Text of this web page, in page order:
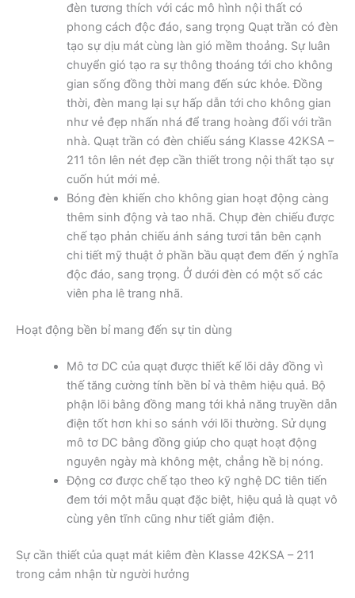
đèn tương thích với các mô hình nội thất có
phong cách độc đáo, sang trọng Quạt trần có đèn
tạo sự dịu mát cùng làn gió mềm thoảng. Sự luân
chuyển gió tạo ra sự thông thoáng tới cho không
gian sống đồng thời mang đến sức khỏe. Đồng
thời, đèn mang lại sự hấp dẫn tới cho không gian
như vẻ đẹp nhấn nhá để trang hoàng đối với trần
nhà. Quạt trần có đèn chiếu sáng Klasse 42KSA –
211 tôn lên nét đẹp cần thiết trong nội thất tạo sự
cuốn hút mới mẻ.
Bóng đèn khiến cho không gian hoạt động càng
thêm sinh động và tao nhã. Chụp đèn chiếu được
chế tạo phản chiếu ánh sáng tươi tắn bên cạnh
chi tiết mỹ thuật ở phần bầu quạt đem đến ý nghĩa
độc đáo, sang trọng. Ở dưới đèn có một số các
viên pha lê trang nhã.
Hoạt động bền bỉ mang đến sự tin dùng
Mô tơ DC của quạt được thiết kế lõi dây đồng vì
thế tăng cường tính bền bỉ và thêm hiệu quả. Bộ
phận lõi bằng đồng mang tới khả năng truyền dẫn
điện tốt hơn khi so sánh với lõi thường. Sử dụng
mô tơ DC bằng đồng giúp cho quạt hoạt động
nguyên ngày mà không mệt, chẳng hề bị nóng.
Động cơ được chế tạo theo kỹ nghệ DC tiên tiến
đem tới một mẫu quạt đặc biệt, hiệu quả là quạt vô
cùng yên tĩnh cũng như tiết giảm điện.
Sự cần thiết của quạt mát kiêm đèn Klasse 42KSA – 211
trong cảm nhận từ người hưởng